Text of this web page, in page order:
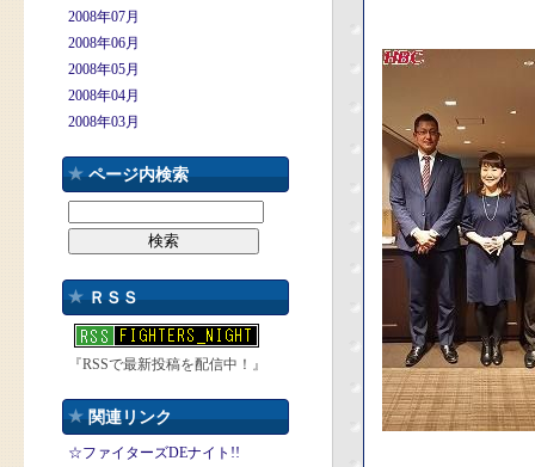
2008年07月
2008年06月
2008年05月
2008年04月
2008年03月
ページ内検索
ＲＳＳ
『RSSで最新投稿を配信中！』
関連リンク
☆ファイターズDEナイト!!